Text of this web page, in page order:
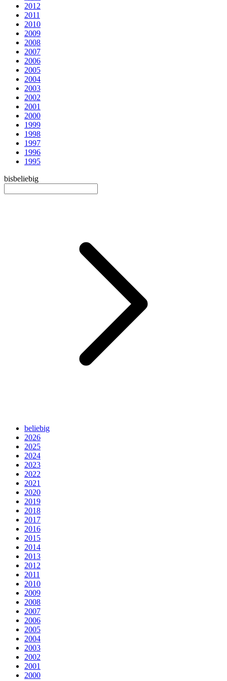
2012
2011
2010
2009
2008
2007
2006
2005
2004
2003
2002
2001
2000
1999
1998
1997
1996
1995
bisbeliebig
beliebig
2026
2025
2024
2023
2022
2021
2020
2019
2018
2017
2016
2015
2014
2013
2012
2011
2010
2009
2008
2007
2006
2005
2004
2003
2002
2001
2000